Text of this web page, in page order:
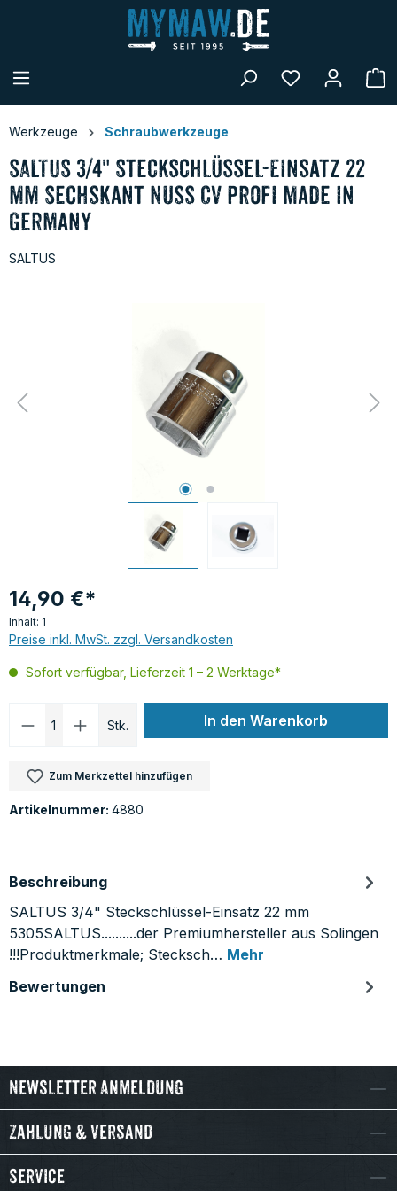
Werkzeuge Schraubwerkzeuge
SALTUS 3/4" Steckschlüssel-Einsatz 22
mm Sechskant Nuss CV Profi Made in
Germany
SALTUS
14,90 €*
Inhalt: 1
Preise inkl. MwSt. zzgl. Versandkosten
Sofort verfügbar, Lieferzeit 1 – 2 Werktage*
Produkt Anzahl: Gib den gewünschten
Stk. In den Warenkorb
Zum Merkzettel hinzufügen
Artikelnummer: 4880
Beschreibung
SALTUS 3/4" Steckschlüssel-Einsatz 22 mm
5305SALTUS..........der Premiumhersteller aus Solingen
!!!Produktmerkmale; Stecksch… Mehr
Bewertungen
Newsletter Anmeldung
Zahlung & Versand
Service